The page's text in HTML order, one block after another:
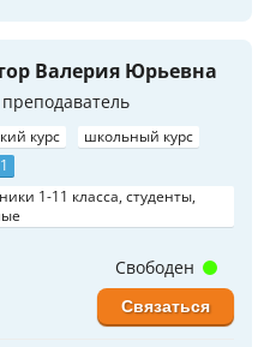
Валерия Юрьевна
курс
школьный курс
1-11 класса, студенты,
Свободен
Связаться